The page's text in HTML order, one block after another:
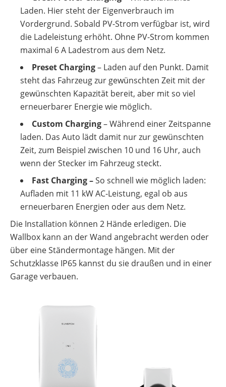
Laden. Hier steht der Eigenverbrauch im
Vordergrund. Sobald PV-Strom verfügbar ist, wird
die Ladeleistung erhöht. Ohne PV-Strom kommen
maximal 6 A Ladestrom aus dem Netz.
Preset Charging– Laden auf den Punkt. Damit
steht das Fahrzeug zur gewünschten Zeit mit der
gewünschten Kapazität bereit, aber mit so viel
erneuerbarer Energie wie möglich.
Custom Charging– Während einer Zeitspanne
laden. Das Auto lädt damit nur zur gewünschten
Zeit, zum Beispiel zwischen 10 und 16 Uhr, auch
wenn der Stecker im Fahrzeug steckt.
Fast Charging –So schnell wie möglich laden:
Aufladen mit 11 kW AC-Leistung, egal ob aus
erneuerbaren Energien oder aus dem Netz.
Die Installation können 2 Hände erledigen. Die
Wallbox kann an der Wand angebracht werden oder
über eine Ständermontage hängen. Mit der
Schutzklasse IP65 kannst du sie draußen und in einer
Garage verbauen.